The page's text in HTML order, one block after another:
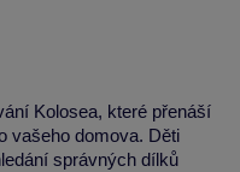
Kolosea, které přenáší
vašeho domova. Děti
správných dílků